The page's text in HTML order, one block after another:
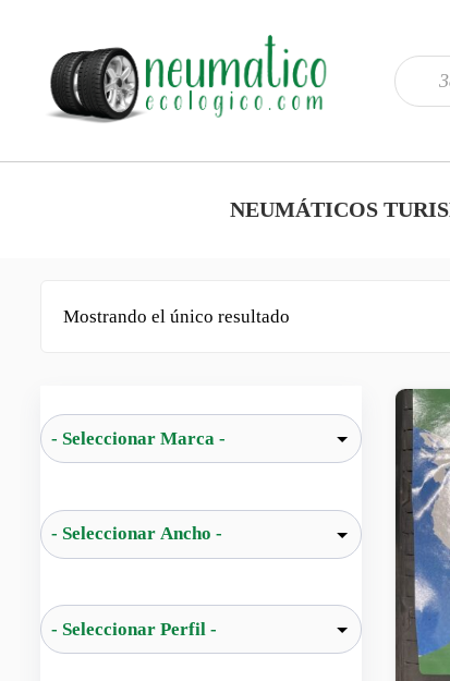
NEUMÁTICOS
Mostrando el único resultado